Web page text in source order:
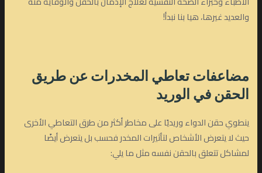
والعديد غيرها، هيا بنا نبدأ!
مضاعفات تعاطي المخدرات عن طريق
الحقنفي الوريد
ينطوي حقن الدواء وريديًا على مخاطر أكثر من طرق التعاطي الأخرى
حيث لا يتعرض الأشخاص لتأثيرات المخدر فحسب بل يتعرض أيضًا
لمشاكل تتعلق بالحقن نفسه مثل ما يلي: